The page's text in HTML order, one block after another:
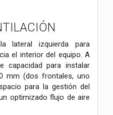
lateral izquierda para
el interior del equipo. A
capacidad para instalar
mm (dos frontales, uno
para la gestión del
optimizado flujo de aire